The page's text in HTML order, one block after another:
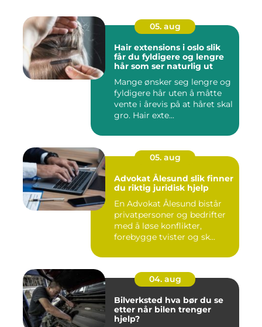
05. aug
Hair extensions i oslo slik
får du fyldigere og lengre
hår som ser naturlig ut
Mange ønsker seg lengre og
fyldigere hår uten å måtte
vente i årevis på at håret skal
gro. Hair exte...
05. aug
Advokat Ålesund slik finner
du riktig juridisk hjelp
En Advokat Ålesund bistår
privatpersoner og bedrifter
med å løse konflikter,
forebygge tvister og sk...
04. aug
Bilverksted hva bør du se
etter når bilen trenger
hjelp?